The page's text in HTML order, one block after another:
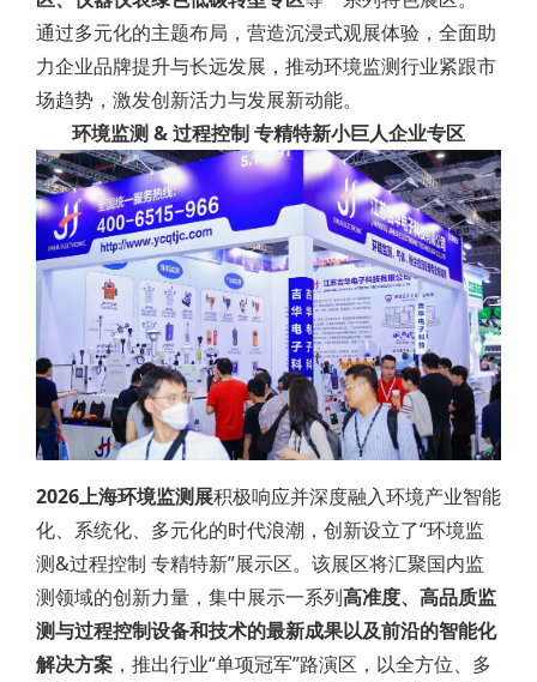
通过多元化的主题布局，营造沉浸式观展体验，全面助
力企业品牌提升与长远发展，推动环境监测行业紧跟市
场趋势，激发创新活力与发展新动能。
环境监测 & 过程控制 专精特新小巨人企业专区
2026上海环境监测展积极响应并深度融入环境产业智能
化、系统化、多元化的时代浪潮，创新设立了“环境监
测&过程控制 专精特新”展示区。该展区将汇聚国内监
测领域的创新力量，集中展示一系列高准度、高品质监
测与过程控制设备和技术的最新成果以及前沿的智能化
解决方案 ，推出行业“单项冠军”路演区，以全方位、多